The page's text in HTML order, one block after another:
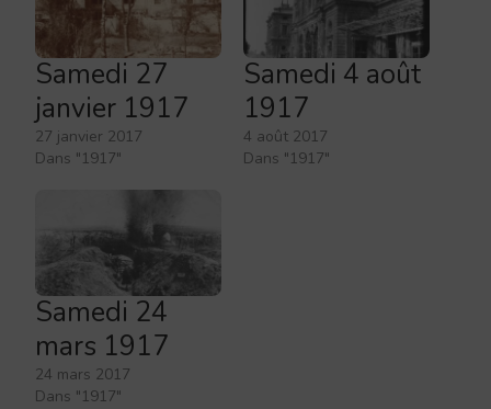
Samedi 27
janvier 1917
27 janvier 2017
Dans "1917"
Samedi 4 août
1917
4 août 2017
Dans "1917"
Samedi 24
mars 1917
24 mars 2017
Dans "1917"